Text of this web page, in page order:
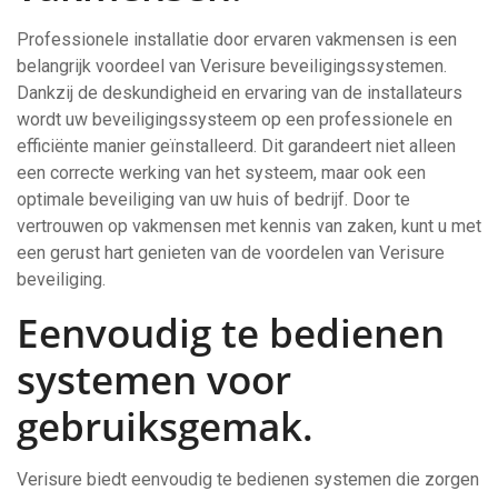
Professionele installatie door ervaren vakmensen is een
belangrijk voordeel van Verisure beveiligingssystemen.
Dankzij de deskundigheid en ervaring van de installateurs
wordt uw beveiligingssysteem op een professionele en
efficiënte manier geïnstalleerd. Dit garandeert niet alleen
een correcte werking van het systeem, maar ook een
optimale beveiliging van uw huis of bedrijf. Door te
vertrouwen op vakmensen met kennis van zaken, kunt u met
een gerust hart genieten van de voordelen van Verisure
beveiliging.
Eenvoudig te bedienen
systemen voor
gebruiksgemak.
Verisure biedt eenvoudig te bedienen systemen die zorgen